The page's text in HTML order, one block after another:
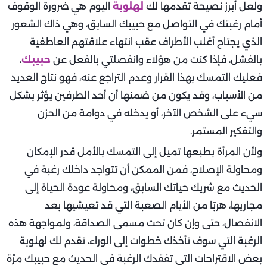
ولعل أبرز نصيحة تقدمها لك لهلوبة اليوم هي ضرورة الوقوف
أمام رغبتك في التواصل مع حبيبك السابق، وهي ذاك الشعور
الذي يجتاح أغلب الأطراف عقب انتهاء علاقتهم العاطفية
بالفشل، فإذا كنت من هؤلاء وانفصلتي بالفعل عن حبيبك،
فعليك التمسك بهذا القرار وعدم التراجع عنه، فهو نتاج العديد
من الأسباب، وقد يكون من ضمنها أن أحد الطرفين يؤثر بشكل
سيء على الشخص الآخر، أو يدخله في دوامة من الحزن
والتفكير المستمر.
ولأن المرأة بطبعها تميل إلى التمسك بالأمل قدر الإمكان
ومحاولة الإصلاح، فمن الممكن أن تتواجد داخلك رغبة في
الحديث مع شريك حياتك السابق، ومحاولة عودة الحياة إلى
مجاريها، هربًا من الأيام الصعبة التي قد تعيشيها بعد
الانفصال، حتى وإن كان تحت مسمى الصداقة، ولمواجهة هذه
الرغبة التي سوف تأخذك خطوات إلى الوراء، تقدم لك لهلوبة
بعض الاقتراحات التي تفقدك الرغبة في الحديث مع حبيبك مرًة